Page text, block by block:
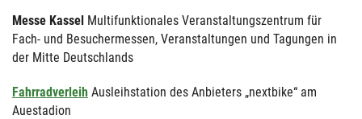
Messe Kassel Multifunktionales Veranstaltungszentrum für
Fach- und Besuchermessen, Veranstaltungen und Tagungen in
der Mitte Deutschlands
Fahrradverleih Ausleihstation des Anbieters „nextbike“ am
Auestadion